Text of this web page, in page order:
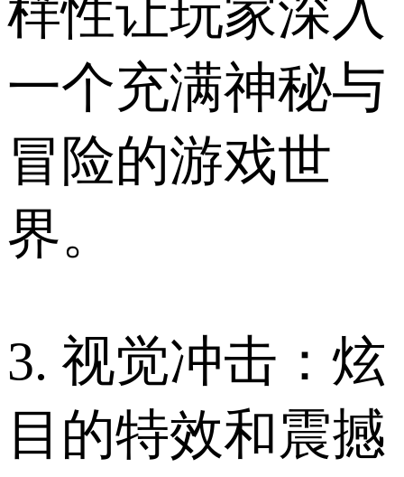
样性让玩家深入
一个充满神秘与
冒险的游戏世
界。
3. 视觉冲击：炫
目的特效和震撼